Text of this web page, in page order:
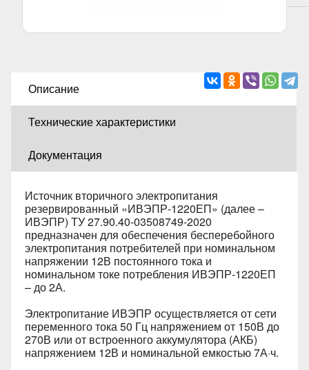
Описание
Технические характеристики
Документация
Источник вторичного электропитания
резервированный «ИВЭПР-1220ЕП» (далее –
ИВЭПР) ТУ 27.90.40-03508749-2020
предназначен для обеспечения бесперебойного
электропитания потребителей при номинальном
напряжении 12В постоянного тока и
номинальном токе потребления ИВЭПР-1220ЕП
– до 2А.
Электропитание ИВЭПР осуществляется от сети
переменного тока 50 Гц напряжением от 150В до
270В или от встроенного аккумулятора (АКБ)
напряжением 12В и номинальной емкостью 7А·ч.